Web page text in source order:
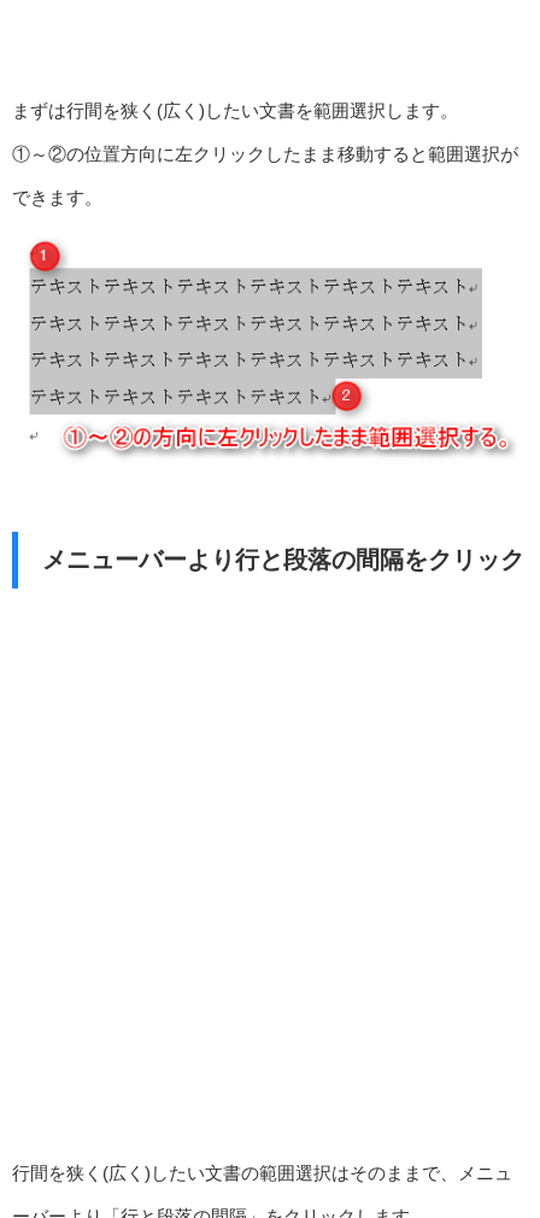
まずは行間を狭く(広く)したい文書を範囲選択します。
①～②の位置方向に左クリックしたまま移動すると範囲選択が
できます。
メニューバーより行と段落の間隔をクリック
行間を狭く(広く)したい文書の範囲選択はそのままで、メニュ